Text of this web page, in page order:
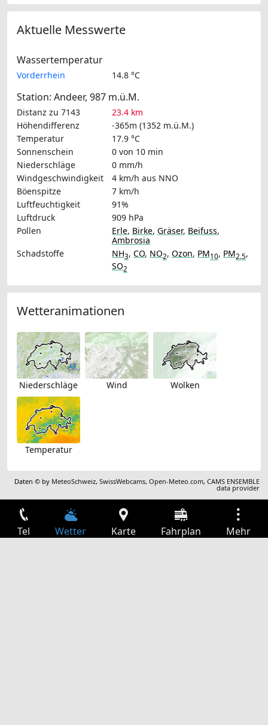
Aktuelle Messwerte
Wassertemperatur
Vorderrhein 14.8 °C
Station: Andeer, 987 m.ü.M.
Distanz zu 7143
23.4 km
Höhendifferenz
-365m (1352 m.ü.M.)
Temperatur
17.9 °C
Sonnenschein
0 von 10 min
Niederschläge
0 mm/h
Windgeschwindigkeit
4 km/h aus NNO
Böenspitze
7 km/h
Luftfeuchtigkeit
91%
Luftdruck
909 hPa
Pollen
Erle, Birke, Gräser, Beifuss,
Ambrosia
Schadstoffe
NH3, CO, NO2, Ozon, PM10, PM2.5,
SO2
Wetteranimationen
Niederschläge Wind Wolken
Temperatur
Daten © by MeteoSchweiz,SwissWebcams,Open-Meteo.com,CAMS ENSEMBLE
data provider
Tel Wetter Karte Fahrplan Mehr